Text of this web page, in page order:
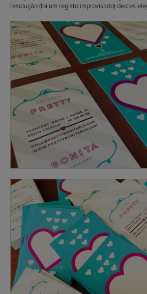
resolução (foi um registo improvisado) destes